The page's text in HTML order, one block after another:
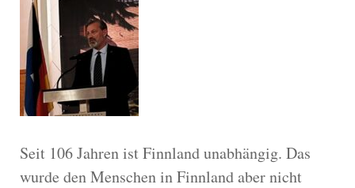
Seit 106 Jahren ist Finnland unabhängig. Das
wurde den Menschen in Finnland aber nicht